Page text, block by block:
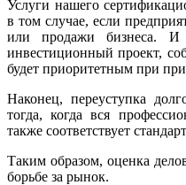
Услуги нашего
в том случае, если
или продажи бизнеса. И
инвестиционный проект,
будет приоритетным при
Наконец, переуступка
тогда, когда вся
также соответствует
Таким образом, оценка
борьбе за рынок.